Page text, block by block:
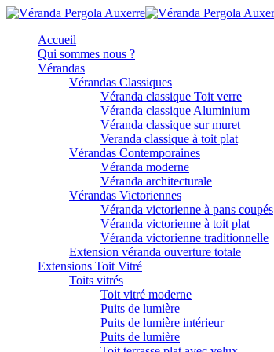
Accueil
Qui sommes nous ?
Vérandas
Vérandas Classiques
Véranda classique Toit verre
Véranda classique Aluminium
Véranda classique sur muret
Veranda classique à toit plat
Vérandas Contemporaines
Véranda moderne
Véranda architecturale
Vérandas Victoriennes
Véranda victorienne à pans coupés
Véranda victorienne à toit plat
Véranda victorienne traditionnelle
Extension véranda ouverture totale
Extensions Toit Vitré
Toits vitrés
Toit vitré moderne
Puits de lumière
Puits de lumière intérieur
Puits de lumière